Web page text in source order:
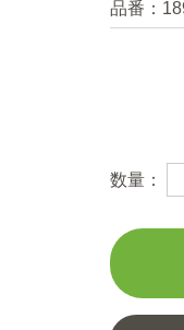
品番：
数量：